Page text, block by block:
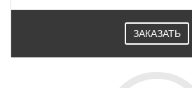
ЗАКАЗАТЬ